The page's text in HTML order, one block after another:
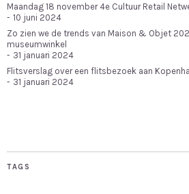
Maandag 18 november 4e Cultuur Retail
10 juni 2024
Zo zien we de trends van Maison & Objet
museumwinkel
31 januari 2024
Flitsverslag over een flitsbezoek aan
31 januari 2024
TAGS